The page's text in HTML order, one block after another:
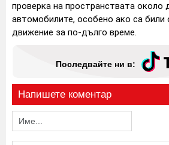
проверка на пространствата около
автомобилите, особено ако са били
движение за по-дълго време.
Последвайте ни в:
Напишете коментар